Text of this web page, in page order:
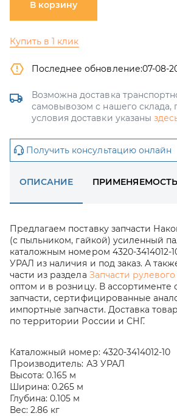
В корзину
Купить в 1 клик
Последнее обновление:07-08-
Возможна доставка
самовывозом с нашего склада,
условия доставки указаны
Получить консультацию онлайн
ОПИСАНИЕ ПРИМЕНЯЕМОСТЬ
Предлагаем поставку запчасти
(с пыльником, гайкой) усиленный
каталожным номером 4320-3414012-
УРАЛ из наличия и под заказ. А
части из раздела Запчасти
оптом и в розницу. В ассортименте
запчасти, сертифицированные
импортные запчасти. Доставка
по территории России и СНГ.
Каталожный номер: 4320-3414012-10
Производитель: АЗ УРАЛ
Высота: 0.165 м
Ширина: 0.265 м
Глубина: 0.105 м
Вес: 2.86 кг